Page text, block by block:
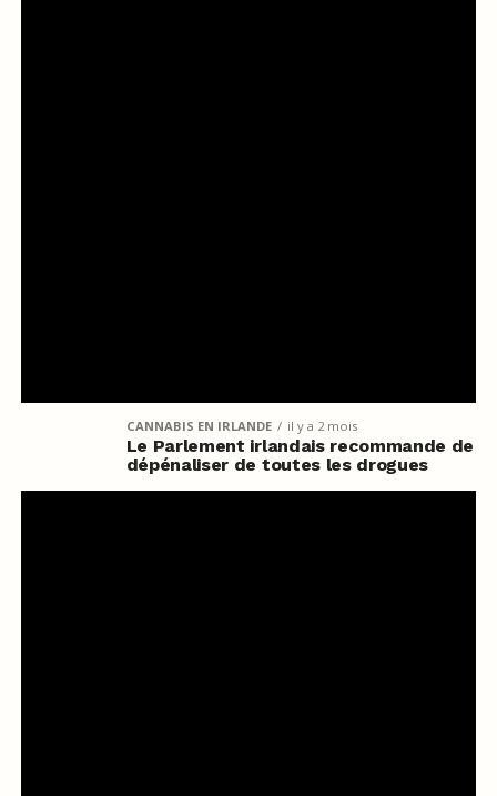
CANNABIS EN IRLANDE il y a 2 mois
Le Parlement irlandais recommande de
dépénaliser de toutes les drogues